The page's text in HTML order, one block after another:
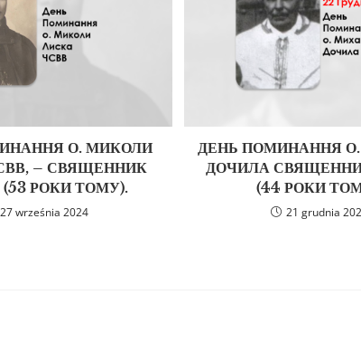
О. МИКОЛИ
– СВЯЩЕННИК
РОКИ ТОМУ).
27 września 2024
ДЕНЬ ПОМИНАННЯ
ДОЧИЛА
(44 РОКИ
21 grudnia